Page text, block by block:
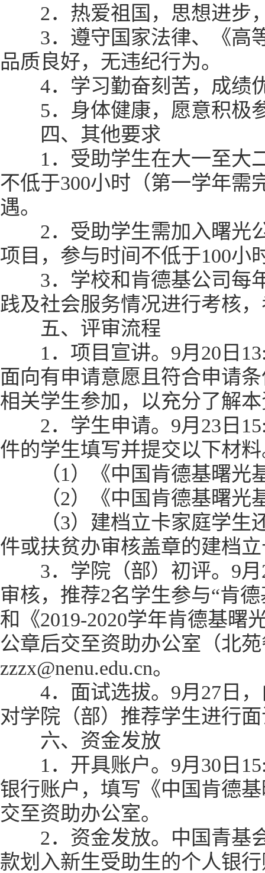
2．热爱祖国，思想进步
3．遵守国家法律、《高等
品质良好，无违纪行为。
4．学习勤奋刻苦，成绩优
5．身体健康，愿意积极
四、其他要求
1．受助学生在大一至大二
不低于300小时（第一学年需
遇。
2．受助学生需加入曙光公
项目，参与时间不低于100小
3．学校和肯德基公司每年
践及社会服务情况进行考核
五、评审流程
1．项目宣讲。9月20日
面向有申请意愿且符合申请
相关学生参加，以充分了解
2．学生申请。9月23日
件的学生填写并提交以下材
（1）《中国肯德基曙光
（2）《中国肯德基曙光基
（3）建档立卡家庭学生还
件或扶贫办审核盖章的建档
3．学院（部）初评。9月
审核，推荐2名学生参与“肯
和《2019-2020学年肯德基曙
公章后交至资助办公室（北
zzzx@nenu.edu.cn。
4．面试选拔。9月27日，
对学院（部）推荐学生进行
六、资金发放
1．开具账户。9月30日
银行账户，填写《中国肯德
交至资助办公室。
2．资金发放。中国青基会
款划入新生受助生的个人银